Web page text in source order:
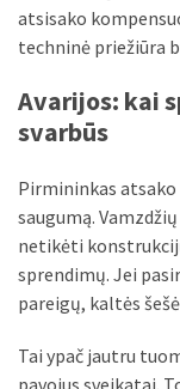
Paslaugos
(71)
Namai
(38)
Įdomybės
(28)
Verslas
(20)
LAISVALAIKIS
(20)
atsisako
techninė priežiūra
Avarijos: kai
svarbūs
Pirmininkas atsako
saugumą.
netikėti
sprendimų. Jei
pareigų, kaltės
Tai ypač jautru